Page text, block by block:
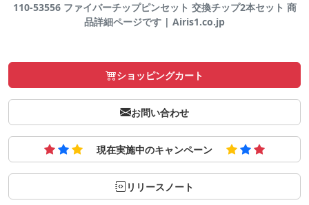
110-53556 ファイバーチップピンセット 交換チップ2本セット 商
品詳細ページです | Airis1.co.jp
ショッピングカート
お問い合わせ
現在実施中のキャンペーン
リリースノート